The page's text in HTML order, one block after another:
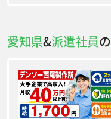
愛知県&派遣社員